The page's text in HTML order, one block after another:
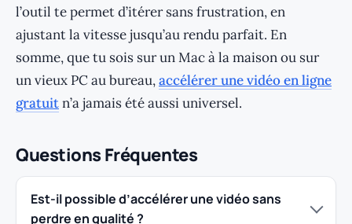
l’outil te permet d’itérer sans frustration, en
ajustant la vitesse jusqu’au rendu parfait. En
somme, que tu sois sur un Mac à la maison ou sur
un vieux PC au bureau,accélérer une vidéo en ligne
gratuitn’a jamais été aussi universel.
Questions Fréquentes
Est-il possible d’accélérer une vidéo sans
perdre en qualité ?